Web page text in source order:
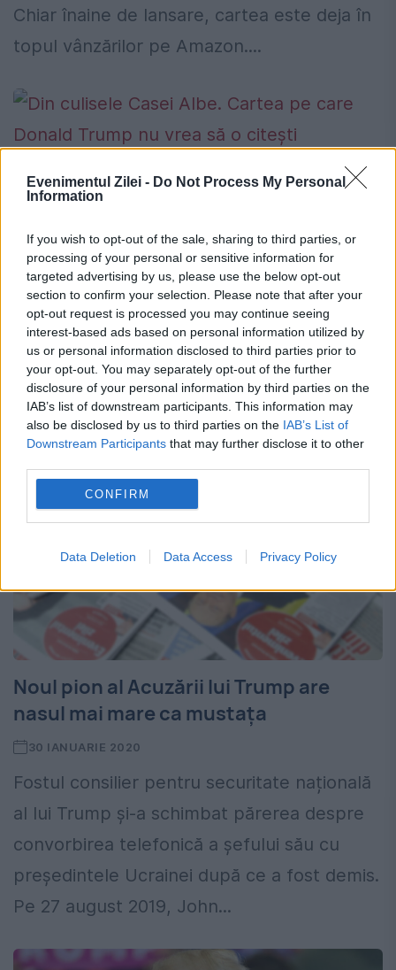
Evenimentul Zilei - Do Not Process My Personal
Information
If you wish to opt-out of the sale, sharing to third parties, or
processing of your personal or sensitive information for
targeted advertising by us, please use the below opt-out
section to confirm your selection. Please note that after your
opt-out request is processed you may continue seeing
interest-based ads based on personal information utilized by
us or personal information disclosed to third parties prior to
your opt-out. You may separately opt-out of the further
disclosure of your personal information by third parties on the
IAB’s list of downstream participants. This information may
also be disclosed by us to third parties on the IAB’s List of
Downstream Participants that may further disclose it to other
CONFIRM
Data Deletion Data Access Privacy Policy
Chiar înaine de lansare, cartea este deja în
topul vânzărilor pe Amazon....
Din culisele Casei Albe. Cartea pe care
Donald Trump nu vrea să o citești
16 IUNIE 2020
Donald Trump, președintele SUA, a început
o dispută cu John Bolton, fostul său
consilier în domeniul securității naționale.
Faptul că John Bolton „și-a permis” să scrie
un memoriu despre cariera...
Noul pion al Acuzării lui Trump are
nasul mai mare ca mustața
30 IANUARIE 2020
Fostul consilier pentru securitate națională
al lui Trump și-a schimbat părerea despre
convorbirea telefonică a șefului său cu
președintele Ucrainei după ce a fost demis.
Pe 27 august 2019, John...